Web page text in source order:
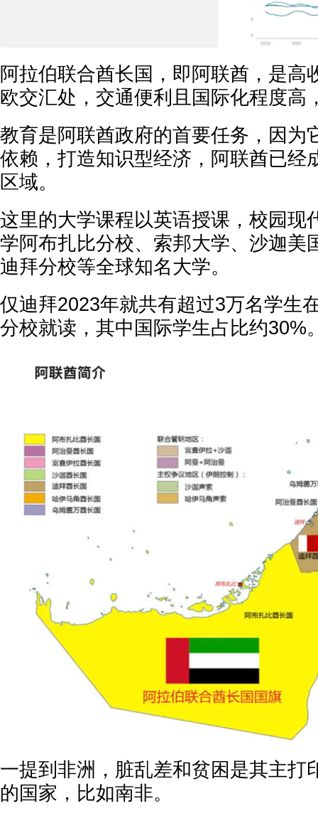
阿拉伯联合酋长国，即阿联酋，是高
欧交汇处，交通便利且国际化程度高
教育是阿联酋政府的首要任务，因为
依赖，打造知识型经济，阿联酋已经
区域。
这里的大学课程以英语授课，校园现
学阿布扎比分校、索邦大学、沙迦美
迪拜分校等全球知名大学。
仅迪拜2023年就共有超过3万名学生
分校就读，其中国际学生占比约30%
一提到非洲，脏乱差和贫困是其主打
的国家，比如南非。